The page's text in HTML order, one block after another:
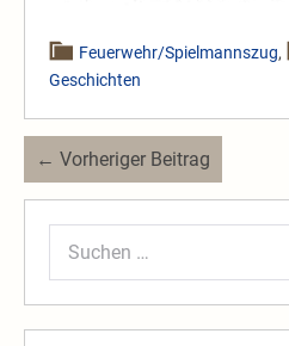
Feuerwehr/Spielmannszug,
Geschichten
Beitragsnavigation
← Vorheriger Beitrag
Suchen